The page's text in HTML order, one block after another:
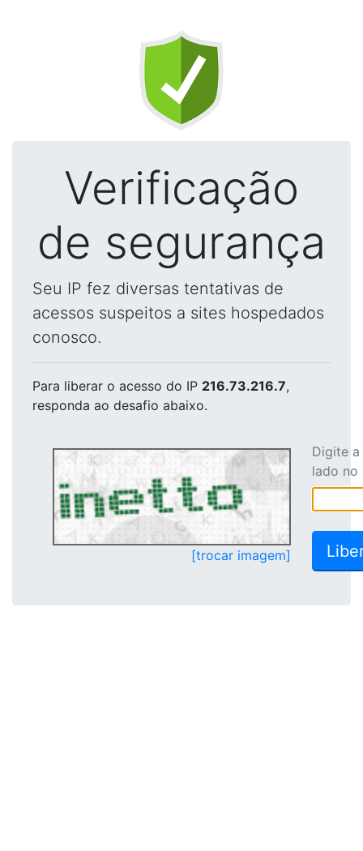
Verificação
de segurança
Seu IP fez diversas tentativas de
acessos suspeitos a sites hospedados
conosco.
Para liberar o acesso do IP 216.73.216.7,
responda ao desafio abaixo.
[trocar imagem]
Digite
lado no